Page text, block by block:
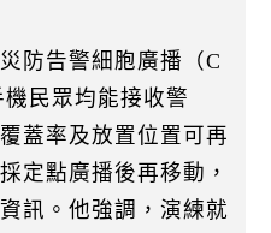
防告警細胞廣播（C
民眾均能接收警
蓋率及放置位置可再
定點廣播後再移動，
訊。他強調，演練就